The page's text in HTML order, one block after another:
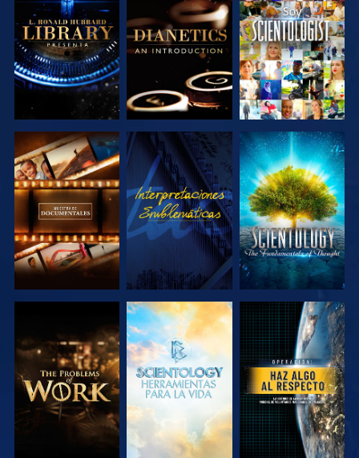
EXPLORA LAS
SERIES
EXPLORA LAS
SERIES
VE
EXPLORA LAS
SERIES
VE
EXPLORA LAS
SERIES
EXPLORA LAS
SERIES
EXPLORA LAS
SERIES
VE